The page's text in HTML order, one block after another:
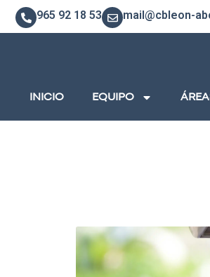
965 92 18 53 mail@cbleon-
INICIO EQUIPO